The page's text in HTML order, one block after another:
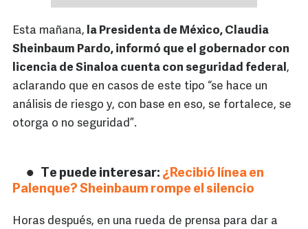
Esta mañana, la Presidenta de México, Claudia
Sheinbaum Pardo, informó que el gobernador con
licencia de Sinaloa cuenta con seguridad federal,
aclarando que en casos de este tipo “se hace un
análisis de riesgo y, con base en eso, se fortalece, se
otorga o no seguridad”.
Te puede interesar: ¿Recibió línea en
Palenque? Sheinbaum rompe el silencio
Horas después, en una rueda de prensa para dar a